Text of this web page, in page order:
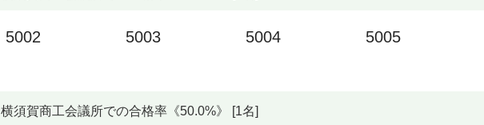
5002 5003 5004 5005
横須賀商工会議所での合格率《50.0%》 [1名]